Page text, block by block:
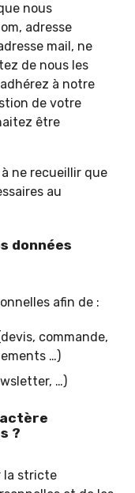
nous
adresse
mail, ne
de nous les
à notre
de votre
être
ne recueillir que
au
données
afin de :
commande,
…)
…)
?
la stricte